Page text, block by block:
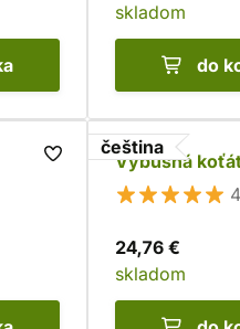
skladom
do
čeština
Výbušná
24,76 €
skladom